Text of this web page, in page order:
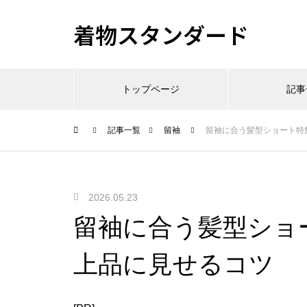
着物スタンダード
トップページ 記
記事一覧 留袖 留袖に合う髪型ショート
2026.05.23
留袖に合う髪型シ
上品に見せるコツ